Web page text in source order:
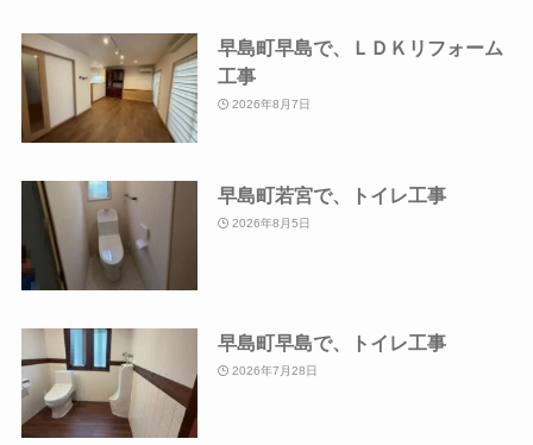
早島町早島で、ＬＤＫリフォーム
工事
2026年8月7日
早島町若宮で、トイレ工事
2026年8月5日
早島町早島で、トイレ工事
2026年7月28日